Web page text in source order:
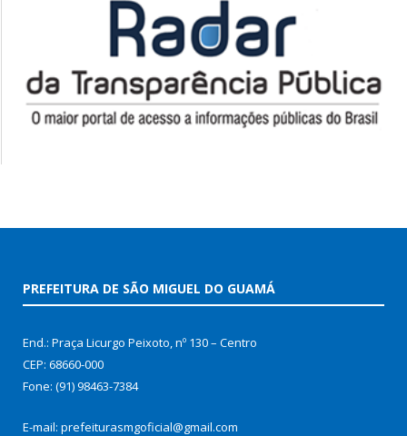
PREFEITURA DE SÃO MIGUEL DO GUAMÁ
End.: Praça Licurgo Peixoto, nº 130 – Centro
CEP: 68660-000
Fone: (91) 98463-7384
E-mail: prefeiturasmgoficial@gmail.com